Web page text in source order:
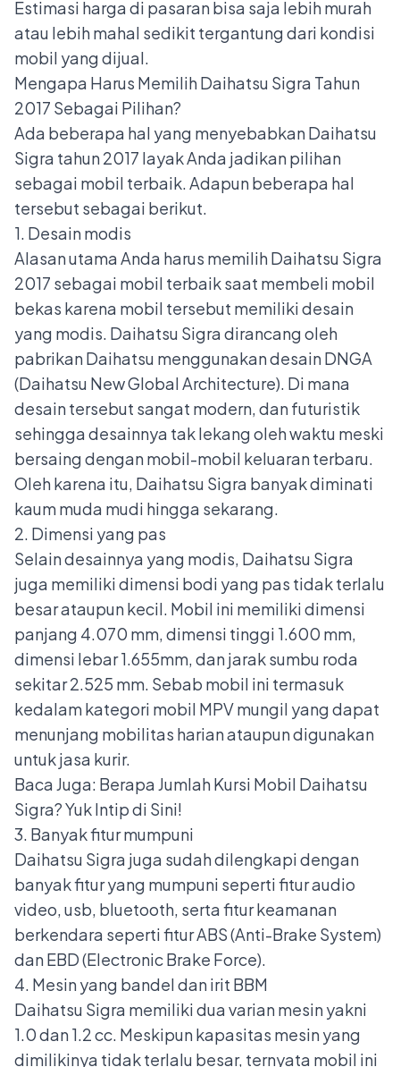
Estimasi harga di pasaran bisa saja lebih murah
atau lebih mahal sedikit tergantung dari kondisi
mobil yang dijual.
Mengapa Harus Memilih Daihatsu Sigra Tahun
2017 Sebagai Pilihan?
Ada beberapa hal yang menyebabkan Daihatsu
Sigra tahun 2017 layak Anda jadikan pilihan
sebagai mobil terbaik. Adapun beberapa hal
tersebut sebagai berikut.
1. Desain modis
Alasan utama Anda harus memilih Daihatsu Sigra
2017 sebagai mobil terbaik saat membeli mobil
bekas karena mobil tersebut memiliki desain
yang modis. Daihatsu Sigra dirancang oleh
pabrikan Daihatsu menggunakan desainDNGA
(Daihatsu New Global Architecture). Di mana
desain tersebut sangat modern, dan futuristik
sehingga desainnya tak lekang oleh waktu meski
bersaing dengan mobil-mobil keluaran terbaru.
Oleh karena itu, Daihatsu Sigra banyak diminati
kaum muda mudi hingga sekarang.
2. Dimensi yang pas
Selain desainnya yang modis, Daihatsu Sigra
juga memiliki dimensi bodi yang pas tidak terlalu
besar ataupun kecil. Mobil ini memiliki dimensi
panjang 4.070 mm, dimensi tinggi 1.600 mm,
dimensi lebar 1.655mm, dan jarak sumbu roda
sekitar 2.525 mm. Sebab mobil ini termasuk
kedalam kategori mobil MPV mungil yang dapat
menunjang mobilitas harian ataupun digunakan
untuk jasa kurir.
Baca Juga: Berapa Jumlah Kursi Mobil Daihatsu
Sigra? Yuk Intip di Sini!
3. Banyak fitur mumpuni
Daihatsu Sigra juga sudah dilengkapi dengan
banyak fitur yang mumpuni seperti fitur audio
video, usb, bluetooth, serta fitur keamanan
berkendara seperti fiturABS (Anti-Brake System)
dan EBD (Electronic Brake Force).
4. Mesin yang bandel dan irit BBM
Daihatsu Sigra memiliki dua varian mesin yakni
1.0 dan 1.2 cc. Meskipun kapasitas mesin yang
dimilikinya tidak terlalu besar, ternyata mobil ini